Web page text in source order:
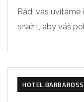
Rádi vás uvítáme
snažit, aby váš
HOTEL